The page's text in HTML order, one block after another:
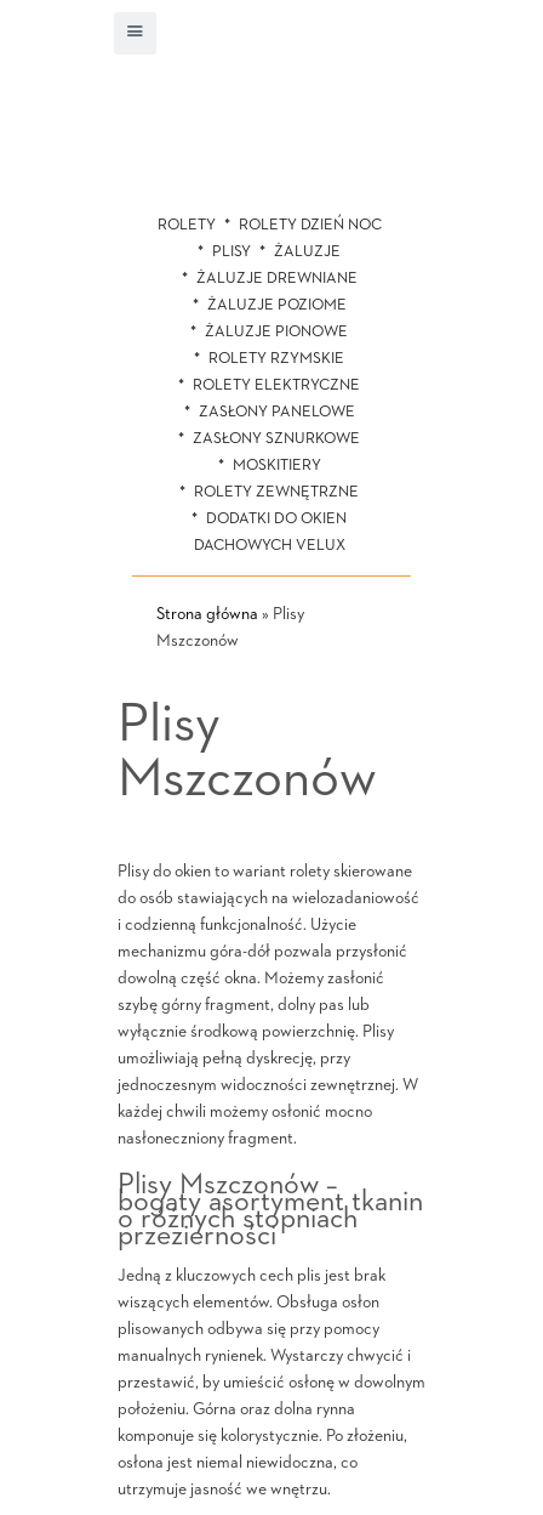
ROLETY
ROLETY DZIEŃ NOC
PLISY
ŻALUZJE
ŻALUZJE DREWNIANE
ŻALUZJE POZIOME
ŻALUZJE PIONOWE
ROLETY RZYMSKIE
ROLETY ELEKTRYCZNE
ZASŁONY PANELOWE
ZASŁONY SZNURKOWE
MOSKITIERY
ROLETY ZEWNĘTRZNE
DODATKI DO OKIEN
DACHOWYCH VELUX
Strona główna » Plisy
Mszczonów
Plisy
Mszczonów
Plisy do okien to wariant rolety skierowane
do osób stawiających na wielozadaniowość
i codzienną funkcjonalność. Użycie
mechanizmu góra-dół pozwala przysłonić
dowolną część okna. Możemy zasłonić
szybę górny fragment, dolny pas lub
wyłącznie środkową powierzchnię. Plisy
umożliwiają pełną dyskrecję, przy
jednoczesnym widoczności zewnętrznej. W
każdej chwili możemy osłonić mocno
nasłoneczniony fragment.
Plisy Mszczonów –
bogaty asortyment tkanin
o różnych stopniach
przezierności
Jedną z kluczowych cech plis jest brak
wiszących elementów. Obsługa osłon
plisowanych odbywa się przy pomocy
manualnych rynienek. Wystarczy chwycić i
przestawić, by umieścić osłonę w dowolnym
położeniu. Górna oraz dolna rynna
komponuje się kolorystycznie. Po złożeniu,
osłona jest niemal niewidoczna, co
utrzymuje jasność we wnętrzu.